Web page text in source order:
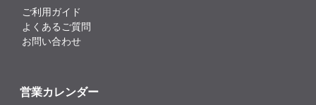
ご利用ガイド
よくあるご質問
お問い合わせ
営業カレンダー